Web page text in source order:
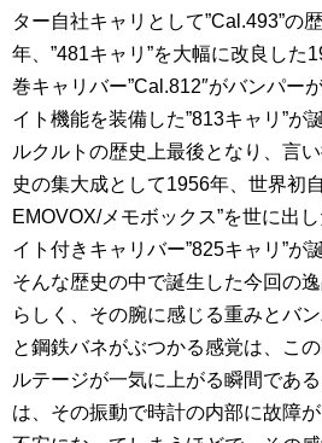
ター自社キャリとして”Cal.493”の
年、”481キャリ”を大幅に改良した
巻キャリバー”Cal.812″がバンパー
イト機能を装備した”813キャリ”が
ルクルトの歴史上最後となり、言
史の集大成として1956年、世界初
EMOVOX/メモボックス”を世に出
イト付きキャリバー”825キャリ”が
そんな歴史の中で誕生した今回の
らしく、その腕に感じる重みとバ
と鋼鉄バネがぶつかる感覚は、こ
ルテージが一気に上がる瞬間であ
は、その振動で時計の内部に故障